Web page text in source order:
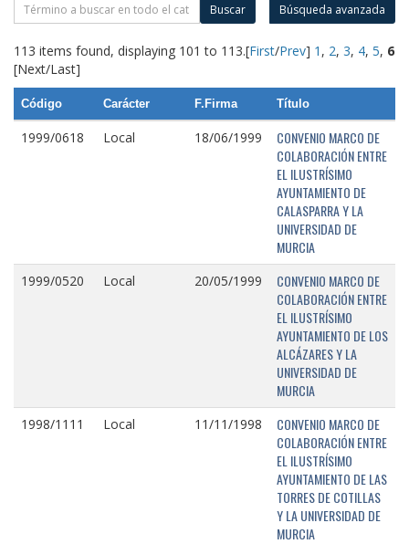
Buscar Búsqueda avanzada
113 items found, displaying 101 to 113.[First/Prev] 1 , 2, 3, 4, 5, 6
[Next/Last]
Código Carácter F.Firma Título
1999/0618 Local 18/06/1999
CONVENIO MARCO DE
COLABORACIÓN ENTRE
EL ILUSTRÍSIMO
AYUNTAMIENTO DE
CALASPARRA Y LA
UNIVERSIDAD DE
MURCIA
1999/0520 Local 20/05/1999
CONVENIO MARCO DE
COLABORACIÓN ENTRE
EL ILUSTRÍSIMO
AYUNTAMIENTO DE LOS
ALCÁZARES Y LA
UNIVERSIDAD DE
MURCIA
1998/1111 Local 11/11/1998
CONVENIO MARCO DE
COLABORACIÓN ENTRE
EL ILUSTRÍSIMO
AYUNTAMIENTO DE LAS
TORRES DE COTILLAS
Y LA UNIVERSIDAD DE
MURCIA